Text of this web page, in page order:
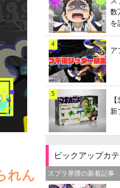
れん
数
を
4
ア
5
新
ピックアップカテ
スプラ界隈の新着記事